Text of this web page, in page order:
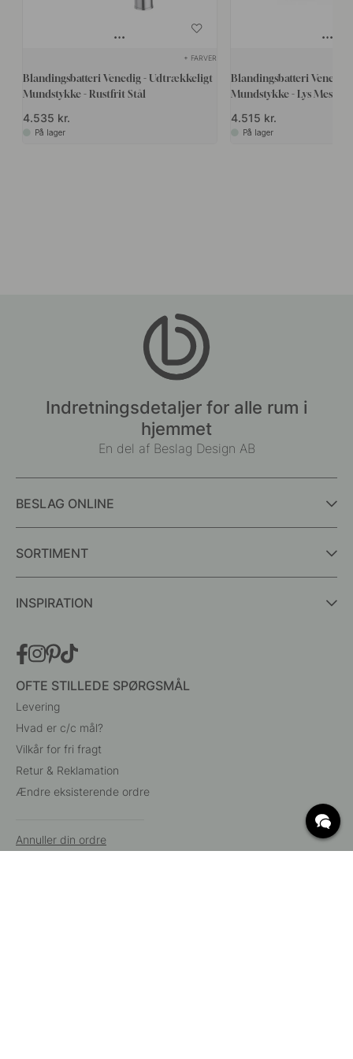
+ FARVER
Blandingsbatteri Venedig - Udtrækkeligt
Mundstykke - Rustfrit Stål
4.535 kr.
På lager
Blandingsbatteri
Mundstykke - Lys Messing
4.515 kr.
På lager
Indretningsdetaljer for alle rum i
hjemmet
En del af Beslag Design AB
BESLAG ONLINE
SORTIMENT
INSPIRATION
OFTE STILLEDE SPØRGSMÅL
Levering
Hvad er c/c mål?
Vilkår for fri fragt
Retur & Reklamation
Ændre eksisterende ordre
Annuller din ordre